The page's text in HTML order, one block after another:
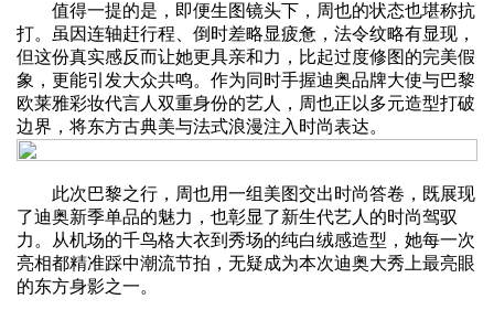
值得一提的是，即便生图镜头下，周也的状态也堪称抗
打。虽因连轴赶行程、倒时差略显疲惫，法令纹略有显现，
但这份真实感反而让她更具亲和力，比起过度修图的完美假
象，更能引发大众共鸣。作为同时手握迪奥品牌大使与巴黎
欧莱雅彩妆代言人双重身份的艺人，周也正以多元造型打破
边界，将东方古典美与法式浪漫注入时尚表达。
此次巴黎之行，周也用一组美图交出时尚答卷，既展现
了迪奥新季单品的魅力，也彰显了新生代艺人的时尚驾驭
力。从机场的千鸟格大衣到秀场的纯白绒感造型，她每一次
亮相都精准踩中潮流节拍，无疑成为本次迪奥大秀上最亮眼
的东方身影之一。